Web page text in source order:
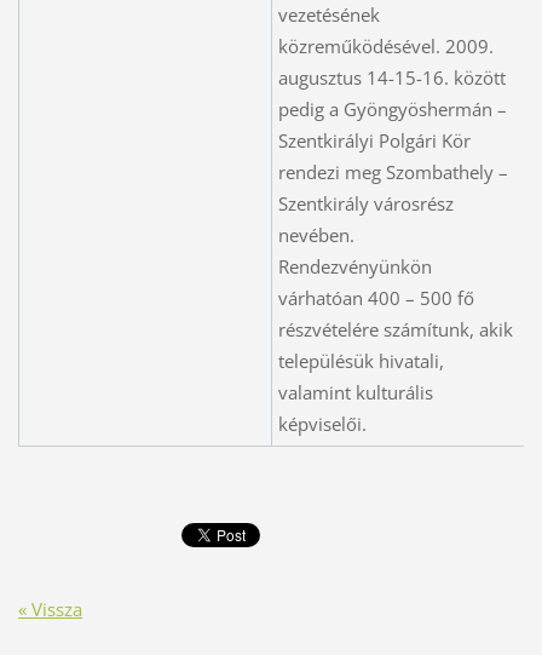
vezetésének
közreműködésével. 2009.
augusztus 14-15-16. között
pedig a Gyöngyöshermán –
Szentkirályi Polgári Kör
rendezi meg Szombathely –
Szentkirály városrész
nevében.
Rendezvényünkön
várhatóan 400 – 500 fő
részvételére számítunk, akik
településük hivatali,
valamint kulturális
képviselői.
« Vissza